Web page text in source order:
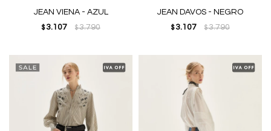
JEAN VIENA - AZUL
$ 3.107 $3.790
JEAN DAVOS - NEGRO
$ 3.107 $3.790